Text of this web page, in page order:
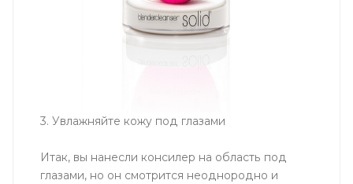
3. Увлажняйте кожу под глазами
Итак, вы нанесли консилер на область под
глазами, но он смотрится неоднородно и